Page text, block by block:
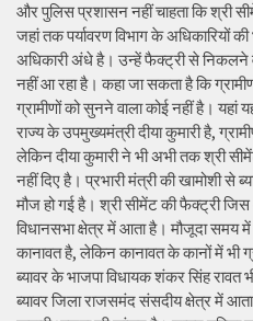
और पुलिस प्रशासन नहीं चाहता कि श्री
जहां तक पर्यावरण विभाग के अधिकारियों
अधिकारी अंधे है। उन्हें फैक्ट्री से निकलने
नहीं आ रहा है। कहा जा सकता है कि
ग्रामीणों को सुनने वाला कोई नहीं है। यहां
राज्य के उपमुख्यमंत्री दीया कुमारी है,
लेकिन दीया कुमारी ने भी अभी तक श्री
नहीं दिए है। प्रभारी मंत्री की खामोशी
मौज हो गई है। श्री सीमेंट की फैक्ट्री
विधानसभा क्षेत्र में आता है। मौजूदा समय
कानावत है, लेकिन कानावत के कानों में भी
ब्यावर के भाजपा विधायक शंकर सिंह रावत
ब्यावर जिला राजसमंद संसदीय क्षेत्र में